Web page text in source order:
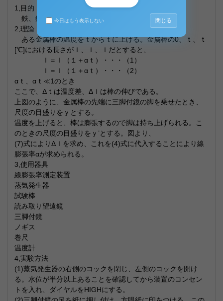
1,目的
鉄、銅、アルミの線膨張率を実験的に算出する。
2,理論
ある金属棒の温度をｔからｔに上げる。金属棒の0、ｔ、ｔ
[℃]における長さがｌ、ｌ、ｌだとすると、
ｌ＝ｌ（１＋αｔ）・・・（1）
ｌ＝ｌ（１＋αｔ）・・・（2）
αｔ、αｔ≪1のとき
ここで、Δｔは温度差、Δｌは棒の伸びである。
上図のように、金属棒の先端に三脚付鏡の脚を乗せたとき、
尺度の目盛りをｙとする。
温度を上げると、棒は膨張するので脚は持ち上げられる。こ
のときの尺度の目盛りをｙ’とする。図より、
(7)式によりΔｌを求め、これを(4)式に代入することにより線
膨張率αが求められる。
3,使用器具
線膨張率測定装置
蒸気発生器
試験棒
読み取り望遠鏡
三脚付鏡
ノギス
巻尺
温度計
4,実験方法
(1)蒸気発生器の右側のコックを閉じ、左側のコックを開け
る。水位が半分以上あることを確認してから装置のコンセン
トを入れ、ダイヤルをHIGHにする。
今日はもう表示しない 閉じる